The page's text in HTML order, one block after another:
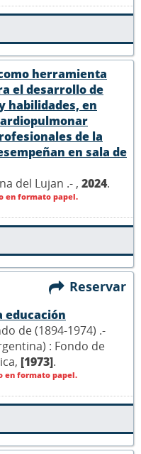
herramienta
el desarrollo de
habilidades, en
de la
en sala de
del Lujan .- , 2024.
en formato papel.
Reservar
educación
de (1894-1974) .-
: Fondo de
[1973].
en formato papel.